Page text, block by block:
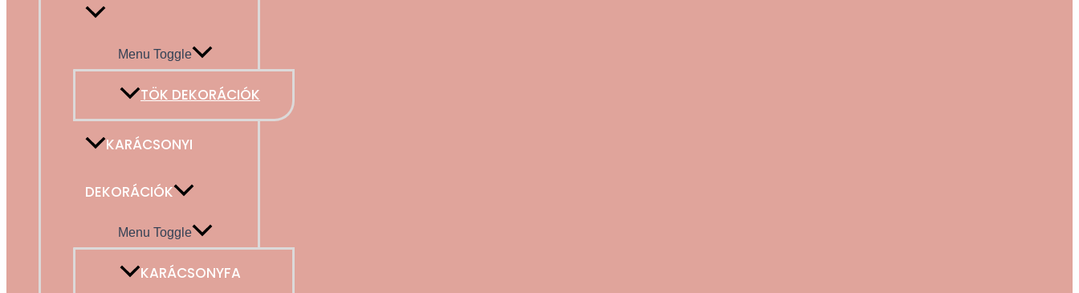
Menu Toggle
TÖK DEKORÁCIÓK
KARÁCSONYI
DEKORÁCIÓK
Menu Toggle
KARÁCSONYFA